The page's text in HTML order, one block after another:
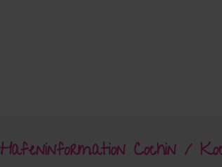
Hafeninformation Cochin /